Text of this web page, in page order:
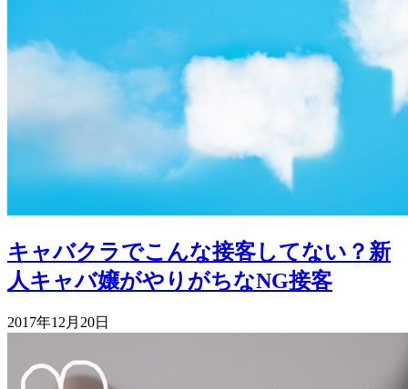
キャバクラでこんな接客してない？新
人キャバ嬢がやりがちなNG接客
2017年12月20日